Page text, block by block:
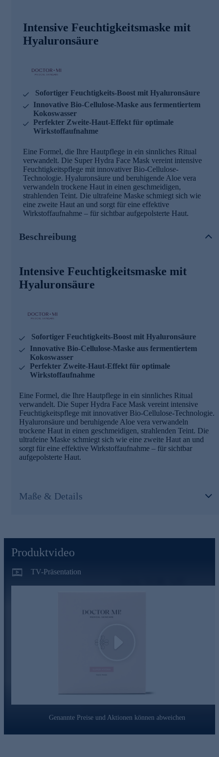
Intensive Feuchtigkeitsmaske mit
Hyaluronsäure
Sofortiger Feuchtigkeits-Boost mit Hyaluronsäure
Innovative Bio-Cellulose-Maske aus fermentiertem
Kokoswasser
Perfekter Zweite-Haut-Effekt für optimale
Wirkstoffaufnahme
Eine Formel, die Ihre Hautpflege in ein sinnliches Ritual
verwandelt. Die Super Hydra Face Mask vereint intensive
Feuchtigkeitspflege mit innovativer Bio-Cellulose-
Technologie. Hyaluronsäure und beruhigende Aloe vera
verwandeln trockene Haut in einen geschmeidigen,
strahlenden Teint. Die ultrafeine Maske schmiegt sich wie
eine zweite Haut an und sorgt für eine effektive
Wirkstoffaufnahme – für sichtbar aufgepolsterte Haut.
Beschreibung
Intensive Feuchtigkeitsmaske mit
Hyaluronsäure
Sofortiger Feuchtigkeits-Boost mit Hyaluronsäure
Innovative Bio-Cellulose-Maske aus fermentiertem
Kokoswasser
Perfekter Zweite-Haut-Effekt für optimale
Wirkstoffaufnahme
Eine Formel, die Ihre Hautpflege in ein sinnliches Ritual
verwandelt. Die Super Hydra Face Mask vereint intensive
Feuchtigkeitspflege mit innovativer Bio-Cellulose-Technologie.
Hyaluronsäure und beruhigende Aloe vera verwandeln
trockene Haut in einen geschmeidigen, strahlenden Teint. Die
ultrafeine Maske schmiegt sich wie eine zweite Haut an und
sorgt für eine effektive Wirkstoffaufnahme – für sichtbar
aufgepolsterte Haut.
Maße & Details
Produktvideo
TV-Präsentation
Play
Genannte Preise und Aktionen können abweichen